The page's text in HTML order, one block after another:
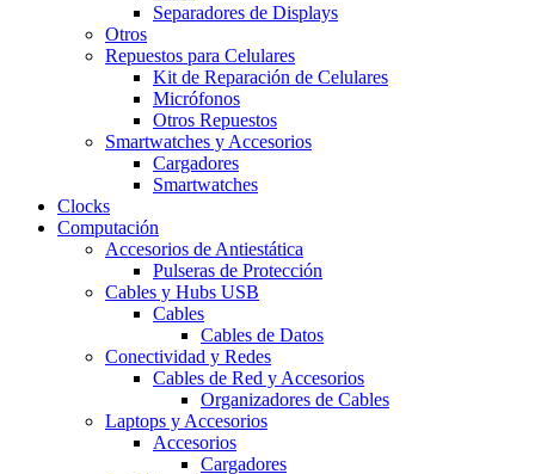
Separadores de Displays
Otros
Repuestos para Celulares
Kit de Reparación de Celulares
Micrófonos
Otros Repuestos
Smartwatches y Accesorios
Cargadores
Smartwatches
Clocks
Computación
Accesorios de Antiestática
Pulseras de Protección
Cables y Hubs USB
Cables
Cables de Datos
Conectividad y Redes
Cables de Red y Accesorios
Organizadores de Cables
Laptops y Accesorios
Accesorios
Cargadores